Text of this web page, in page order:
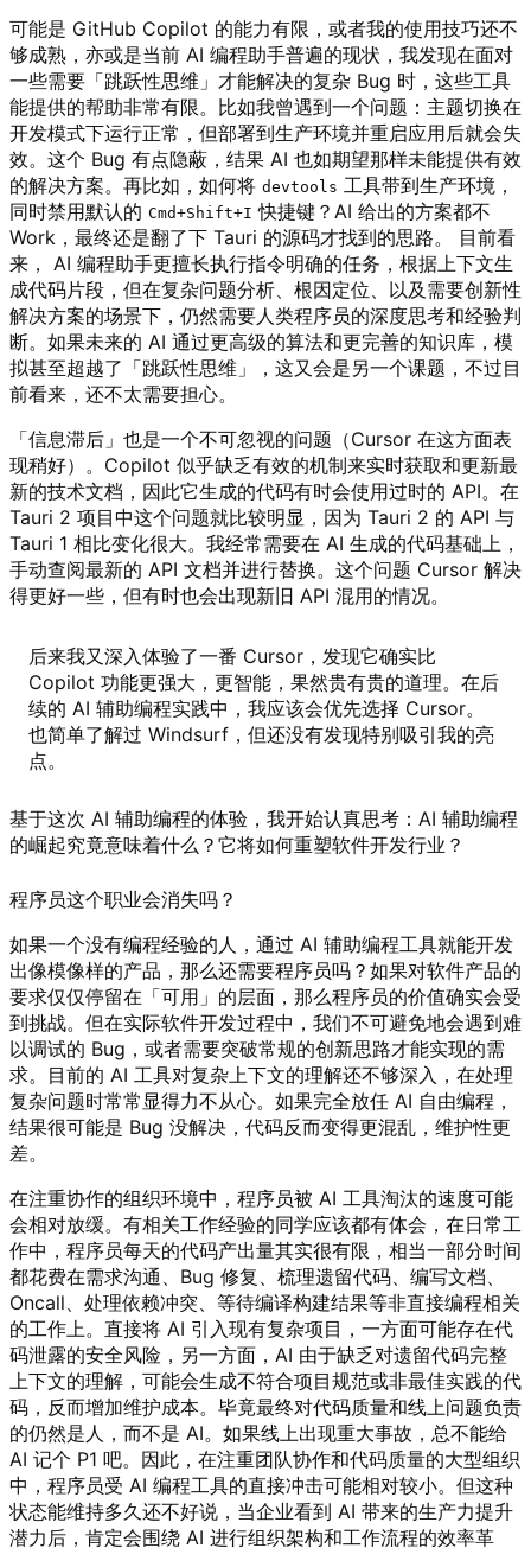
可能是 GitHub Copilot 的能力有限，或者我的使用技巧还不
够成熟，亦或是当前 AI 编程助手普遍的现状，我发现在面对
一些需要「跳跃性思维」才能解决的复杂 Bug 时，这些工具
能提供的帮助非常有限。比如我曾遇到一个问题：主题切换在
开发模式下运行正常，但部署到生产环境并重启应用后就会失
效。这个 Bug 有点隐蔽，结果 AI 也如期望那样未能提供有效
的解决方案。再比如，如何将 devtools 工具带到生产环境，
同时禁用默认的 Cmd+Shift+I 快捷键？AI 给出的方案都不
Work，最终还是翻了下 Tauri 的源码才找到的思路。 目前看
来， AI 编程助手更擅长执行指令明确的任务，根据上下文生
成代码片段，但在复杂问题分析、根因定位、以及需要创新性
解决方案的场景下，仍然需要人类程序员的深度思考和经验判
断。如果未来的 AI 通过更高级的算法和更完善的知识库，模
拟甚至超越了「跳跃性思维」，这又会是另一个课题，不过目
前看来，还不太需要担心。
「信息滞后」也是一个不可忽视的问题（Cursor 在这方面表
现稍好）。Copilot 似乎缺乏有效的机制来实时获取和更新最
新的技术文档，因此它生成的代码有时会使用过时的 API。在
Tauri 2 项目中这个问题就比较明显，因为 Tauri 2 的 API 与
Tauri 1 相比变化很大。我经常需要在 AI 生成的代码基础上，
手动查阅最新的 API 文档并进行替换。这个问题 Cursor 解决
得更好一些，但有时也会出现新旧 API 混用的情况。
后来我又深入体验了一番 Cursor，发现它确实比
Copilot 功能更强大，更智能，果然贵有贵的道理。在后
续的 AI 辅助编程实践中，我应该会优先选择 Cursor。
也简单了解过 Windsurf，但还没有发现特别吸引我的亮
点。
基于这次 AI 辅助编程的体验，我开始认真思考：AI 辅助编程
的崛起究竟意味着什么？它将如何重塑软件开发行业？
程序员这个职业会消失吗？
如果一个没有编程经验的人，通过 AI 辅助编程工具就能开发
出像模像样的产品，那么还需要程序员吗？如果对软件产品的
要求仅仅停留在「可用」的层面，那么程序员的价值确实会受
到挑战。但在实际软件开发过程中，我们不可避免地会遇到难
以调试的 Bug，或者需要突破常规的创新思路才能实现的需
求。目前的 AI 工具对复杂上下文的理解还不够深入，在处理
复杂问题时常常显得力不从心。如果完全放任 AI 自由编程，
结果很可能是 Bug 没解决，代码反而变得更混乱，维护性更
差。
在注重协作的组织环境中，程序员被 AI 工具淘汰的速度可能
会相对放缓。有相关工作经验的同学应该都有体会，在日常工
作中，程序员每天的代码产出量其实很有限，相当一部分时间
都花费在需求沟通、Bug 修复、梳理遗留代码、编写文档、
Oncall、处理依赖冲突、等待编译构建结果等非直接编程相关
的工作上。直接将 AI 引入现有复杂项目，一方面可能存在代
码泄露的安全风险，另一方面，AI 由于缺乏对遗留代码完整
上下文的理解，可能会生成不符合项目规范或非最佳实践的代
码，反而增加维护成本。毕竟最终对代码质量和线上问题负责
的仍然是人，而不是 AI。如果线上出现重大事故，总不能给
AI 记个 P1 吧。因此，在注重团队协作和代码质量的大型组织
中，程序员受 AI 编程工具的直接冲击可能相对较小。但这种
状态能维持多久还不好说，当企业看到 AI 带来的生产力提升
潜力后，肯定会围绕 AI 进行组织架构和工作流程的效率革